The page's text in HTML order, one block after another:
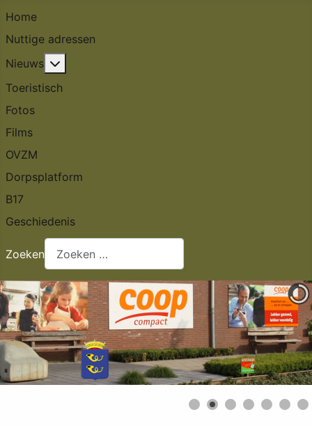
Home
Nuttige adressen
Nieuws
Toeristisch
Fotos
Films
OVZM
Dorpsplatform
B17
Geschiedenis
Zoeken